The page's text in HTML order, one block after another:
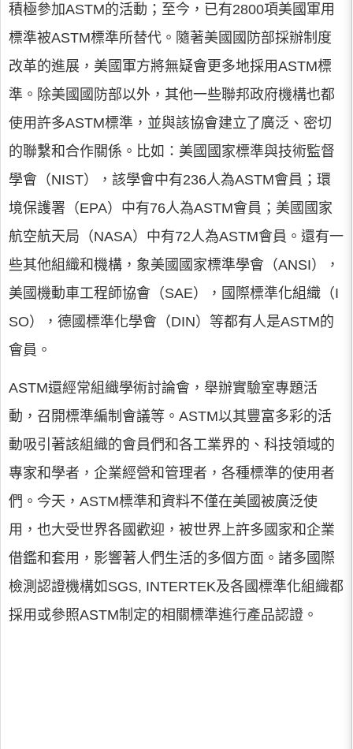
積極參加ASTM的活動；至今，已有2800項美國軍用
標準被ASTM標準所替代。隨著美國國防部採辦制度
改革的進展，美國軍方將無疑會更多地採用ASTM標
準。除美國國防部以外，其他一些聯邦政府機構也都
使用許多ASTM標準，並與該協會建立了廣泛、密切
的聯繫和合作關係。比如：美國國家標準與技術監督
學會（NIST），該學會中有236人為ASTM會員；環
境保護署（EPA）中有76人為ASTM會員；美國國家
航空航天局（NASA）中有72人為ASTM會員。還有一
些其他組織和機構，象美國國家標準學會（ANSI），
美國機動車工程師協會（SAE），國際標準化組織（I
SO），德國標準化學會（DIN）等都有人是ASTM的
會員。
ASTM還經常組織學術討論會，舉辦實驗室專題活
動，召開標準編制會議等。ASTM以其豐富多彩的活
動吸引著該組織的會員們和各工業界的、科技領域的
專家和學者，企業經營和管理者，各種標準的使用者
們。今天，ASTM標準和資料不僅在美國被廣泛使
用，也大受世界各國歡迎，被世界上許多國家和企業
借鑑和套用，影響著人們生活的多個方面。諸多國際
檢測認證機構如SGS, INTERTEK及各國標準化組織都
採用或參照ASTM制定的相關標準進行產品認證。